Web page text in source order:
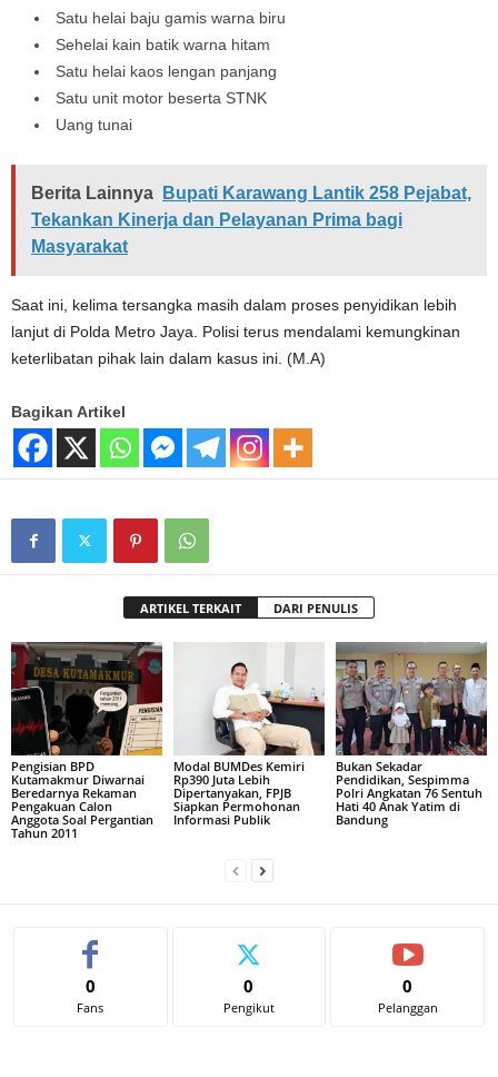
Satu helai baju gamis warna biru
Sehelai kain batik warna hitam
Satu helai kaos lengan panjang
Satu unit motor beserta STNK
Uang tunai
Berita Lainnya
Bupati Karawang Lantik 258 Pejabat,
Tekankan Kinerja dan Pelayanan Prima bagi
Masyarakat
Saat ini, kelima tersangka masih dalam proses penyidikan lebih
lanjut di Polda Metro Jaya. Polisi terus mendalami kemungkinan
keterlibatan pihak lain dalam kasus ini. (M.A)
Bagikan Artikel
ARTIKEL TERKAIT DARI PENULIS
Pengisian BPD
Kutamakmur Diwarnai
Beredarnya Rekaman
Pengakuan Calon
Anggota Soal Pergantian
Tahun 2011
Modal BUMDes Kemiri
Rp390 Juta Lebih
Dipertanyakan, FPJB
Siapkan Permohonan
Informasi Publik
Bukan Sekadar
Pendidikan, Sespimma
Polri Angkatan 76 Sentuh
Hati 40 Anak Yatim di
Bandung
0
Fans
0
Pengikut
0
Pelanggan